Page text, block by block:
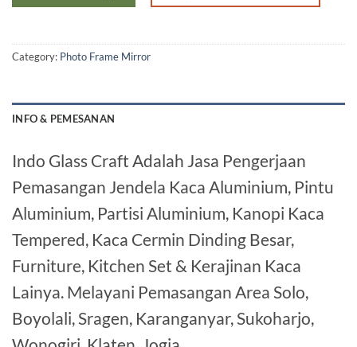
Category: Photo Frame Mirror
INFO & PEMESANAN
Indo Glass Craft Adalah Jasa Pengerjaan
Pemasangan Jendela Kaca Aluminium, Pintu
Aluminium, Partisi Aluminium, Kanopi Kaca
Tempered, Kaca Cermin Dinding Besar,
Furniture, Kitchen Set & Kerajinan Kaca
Lainya. Melayani Pemasangan Area Solo,
Boyolali, Sragen, Karanganyar, Sukoharjo,